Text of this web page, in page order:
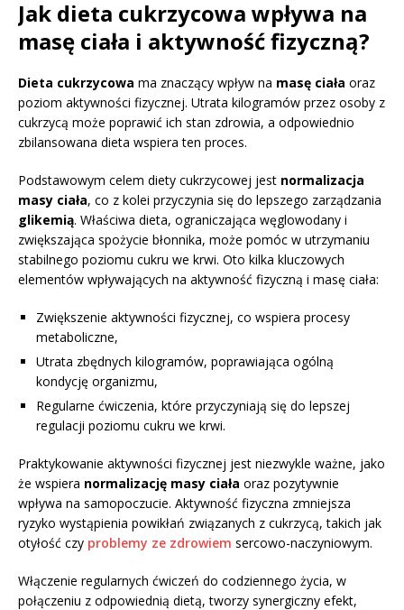
Jak dieta cukrzycowa wpływa na
masę ciała i aktywność fizyczną?
Dieta cukrzycowa ma znaczący wpływ na masę ciała oraz
poziom aktywności fizycznej. Utrata kilogramów przez osoby z
cukrzycą może poprawić ich stan zdrowia, a odpowiednio
zbilansowana dieta wspiera ten proces.
Podstawowym celem diety cukrzycowej jest normalizacja
masy ciała, co z kolei przyczynia się do lepszego zarządzania
glikemią. Właściwa dieta, ograniczająca węglowodany i
zwiększająca spożycie błonnika, może pomóc w utrzymaniu
stabilnego poziomu cukru we krwi. Oto kilka kluczowych
elementów wpływających na aktywność fizyczną i masę ciała:
Zwiększenie aktywności fizycznej, co wspiera procesy
metaboliczne,
Utrata zbędnych kilogramów, poprawiająca ogólną
kondycję organizmu,
Regularne ćwiczenia, które przyczyniają się do lepszej
regulacji poziomu cukru we krwi.
Praktykowanie aktywności fizycznej jest niezwykle ważne, jako
że wspiera normalizację masy ciała oraz pozytywnie
wpływa na samopoczucie. Aktywność fizyczna zmniejsza
ryzyko wystąpienia powikłań związanych z cukrzycą, takich jak
otyłość czy problemy ze zdrowiem sercowo-naczyniowym.
Włączenie regularnych ćwiczeń do codziennego życia, w
połączeniu z odpowiednią dietą, tworzy synergiczny efekt,